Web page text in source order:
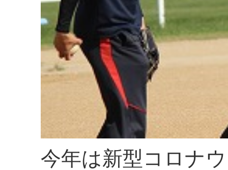
今年は新型コロナ